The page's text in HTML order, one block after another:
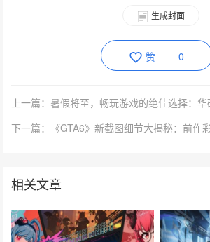
生成封面
赞 0
下一篇：《GTA6》新截图细节大揭秘：前作
相关文章